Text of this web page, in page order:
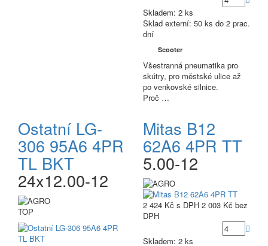
Skladem: 2 ks
Sklad externí: 50 ks do 2 prac.
dní
Scooter
Všestranná pneumatika pro
skútry, pro městské ulice až
po venkovské silnice.
Proč …
Ostatní LG-
306 95A6 4PR
TL BKT
24x12.00-12
TOP
Mitas B12
62A6 4PR TT
5.00-12
2 424 Kč s DPH 2 003 Kč bez
DPH
Skladem: 2 ks